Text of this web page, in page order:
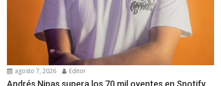
agosto 7, 2026 Editor
Andrés Nipas supera los 70 mil oyentes en Spotify